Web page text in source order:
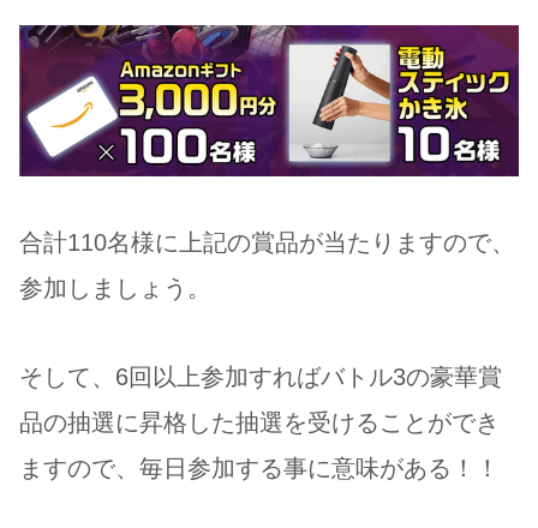
合計110名様に上記の賞品が当たりますので、
参加しましょう。
そして、6回以上参加すればバトル3の豪華賞
品の抽選に昇格した抽選を受けることができ
ますので、毎日参加する事に意味がある！！